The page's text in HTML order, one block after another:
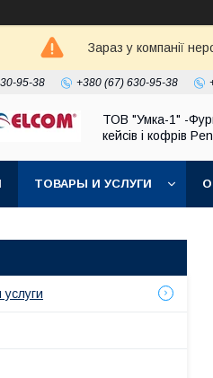
Зараз у компанії
95-38 +380 (67) 630-95-38
ТОВ "Умка-1" -
кейсів і кофрів
ТОВАРЫ И УСЛУГИ